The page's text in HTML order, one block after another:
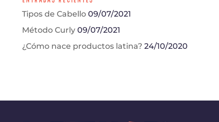
Tipos de Cabello 09/07/2021
Método Curly 09/07/2021
¿Cómo nace productos latina? 24/10/2020